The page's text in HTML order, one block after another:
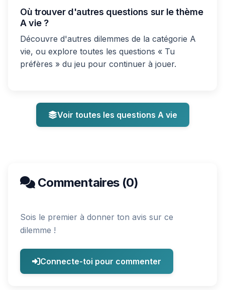
Où trouver d'autres questions sur le thème
A vie ?
Découvre d'autres dilemmes de la catégorie A
vie, ou explore toutes les questions « Tu
préfères » du jeu pour continuer à jouer.
Voir toutes les questions A vie
Commentaires (0)
Sois le premier à donner ton avis sur ce
dilemme !
Connecte-toi pour commenter